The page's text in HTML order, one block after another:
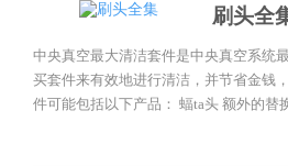
刷头全
中央真空最大清洁套件是中央真空系统
买套件来有效地进行清洁，并节省金钱
件可能包括以下产品： 蝠ta头 额外的替